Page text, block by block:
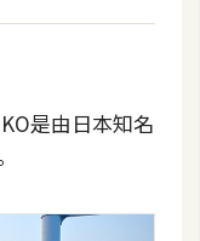
是由日本知名